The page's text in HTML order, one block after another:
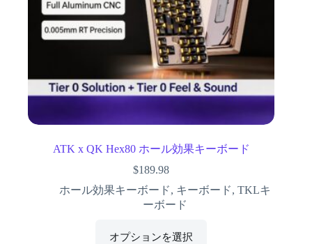
ATK x QK Hex80 ホール効果キーボード
$189.98
ホール効果キーボード, キーボード,TKLキ
ーボード
オプションを選択